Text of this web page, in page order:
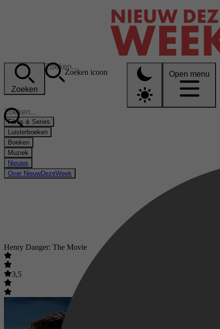
Zoeken
Zoeken icoon Open menu
Films & Series
Luisterboeken
Boeken
Muziek
Nieuws
Over NieuwDezeWeek
Henry Danger: The Movie
3,5